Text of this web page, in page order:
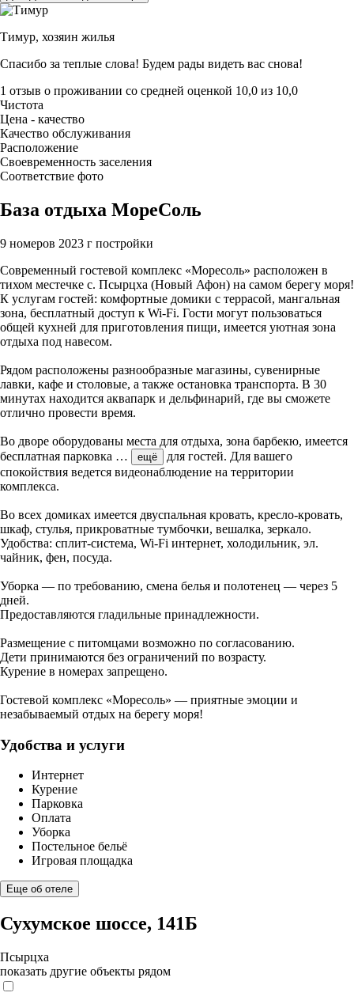
Тимур, хозяин жилья
Спасибо за теплые слова! Будем рады видеть вас снова!
1 отзыв о проживании со средней оценкой 10,0 из 10,0
Чистота
Цена - качество
Качество обслуживания
Расположение
Своевременность заселения
Соответствие фото
База отдыха МореСоль
9 номеров 2023 г постройки
Современный гостевой комплекс «Моресоль» расположен в
тихом местечке с. Псырцха (Новый Афон) на самом берегу моря!
К услугам гостей: комфортные домики с террасой, мангальная
зона, бесплатный доступ к Wi-Fi. Гости могут пользоваться
общей кухней для приготовления пищи, имеется уютная зона
отдыха под навесом.
Рядом расположены разнообразные магазины, сувенирные
лавки, кафе и столовые, а также остановка транспорта. В 30
минутах находится аквапарк и дельфинарий, где вы сможете
отлично провести время.
Во дворе оборудованы места для отдыха, зона барбекю, имеется
бесплатная парковка … ещё
для гостей. Для вашего
спокойствия ведется видеонаблюдение на территории
комплекса.
Во всех домиках имеется двуспальная кровать, кресло-кровать,
шкаф, стулья, прикроватные тумбочки, вешалка, зеркало.
Удобства: сплит-система, Wi-Fi интернет, холодильник, эл.
чайник, фен, посуда.
Уборка — по требованию, смена белья и полотенец — через 5
дней.
Предоставляются гладильные принадлежности.
Размещение с питомцами возможно по согласованию.
Дети принимаются без ограничений по возрасту.
Курение в номерах запрещено.
Гостевой комплекс «Моресоль» — приятные эмоции и
незабываемый отдых на берегу моря!
Удобства и услуги
Интернет
Курение
Парковка
Оплата
Уборка
Постельное бельё
Игровая площадка
Еще об отеле
Сухумское шоссе, 141Б
Псырцха
показать другие объекты рядом